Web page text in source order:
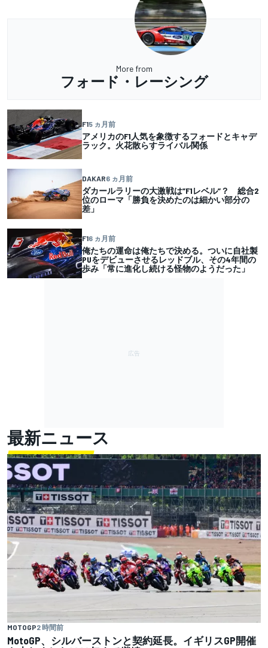
More from
フォード・レーシング
F15 ヵ月前
アメリカのF1人気を象徴するフォードとキャデ
ラック。火花散らすライバル関係
DAKAR6 ヵ月前
ダカールラリーの大激戦は”F1レベル”？ 総合2
位のローマ「勝負を決めたのは細かい部分の
差」
F16 ヵ月前
俺たちの運命は俺たちで決める。ついに自社製
PUをデビューさせるレッドブル、その4年間の
歩み「常に進化し続ける怪物のようだった」
最新ニュース
MOTOGP2 時間前
MotoGP、シルバーストンと契約延長。イギリスGP開催